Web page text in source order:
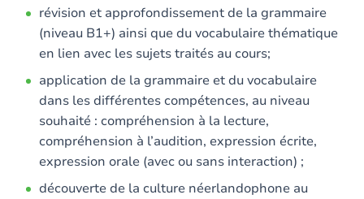
révision et approfondissement de la grammaire
(niveau B1+) ainsi que du vocabulaire thématique
en lien avec les sujets traités au cours;
application de la grammaire et du vocabulaire
dans les différentes compétences, au niveau
souhaité : compréhension à la lecture,
compréhension à l’audition, expression écrite,
expression orale (avec ou sans interaction) ;
découverte de la culture néerlandophone au